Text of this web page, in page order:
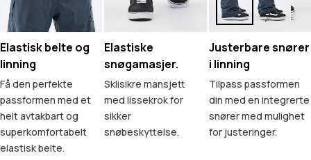
Elastisk belte og
linning
Få den perfekte
passformen med et
helt avtakbart og
superkomfortabelt
elastisk belte.
Elastiske
snøgamasjer.
Sklisikre mansjett
med lissekrok for
sikker
snøbeskyttelse.
Justerbare snører
i linning
Tilpass passformen
din med en integrerte
snører med mulighet
for justeringer.